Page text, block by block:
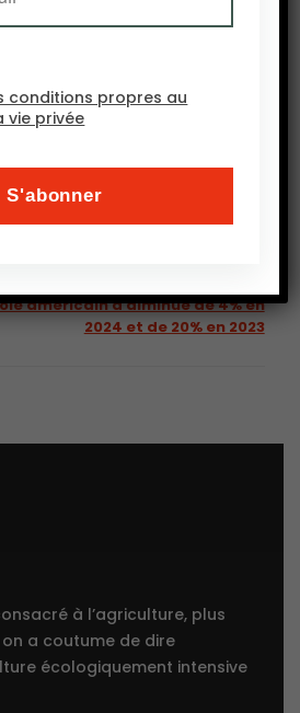
américain a diminué de 4% en
2024 et de 20% en 2023
à l’agriculture, plus
a coutume de dire
écologiquement intensive
conditions propres au
vie privée